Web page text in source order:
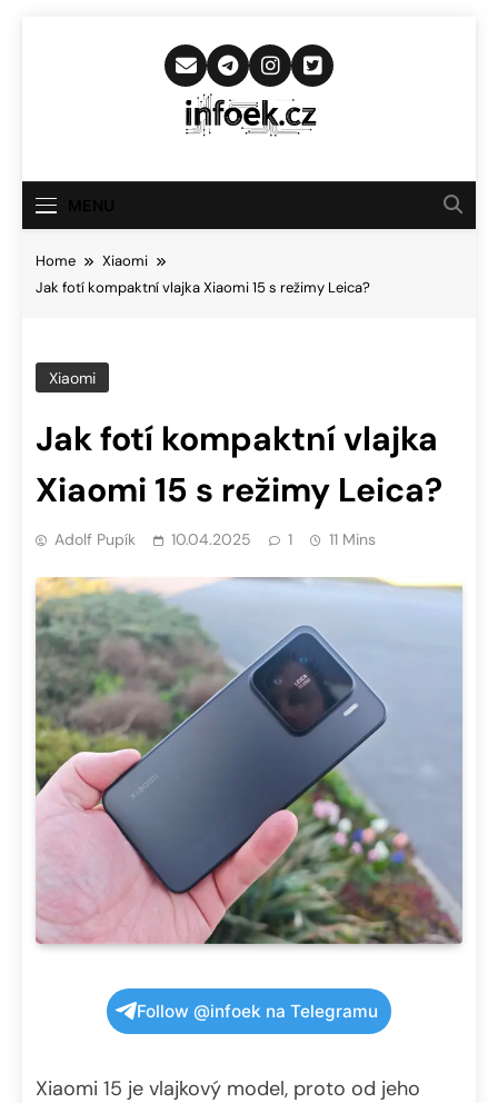
Infoek.cz
Novinkám
Home
Xiaomi
Jak fotí kompaktní vlajka Xiaomi 15 s režimy Leica?
Xiaomi
Jak fotí kompaktní vlajka
Xiaomi 15 s režimy Leica?
Adolf Pupík 10.04.2025 1 11 Mins
Follow @infoek na Telegramu
Xiaomi 15 je vlajkový model, proto od jeho